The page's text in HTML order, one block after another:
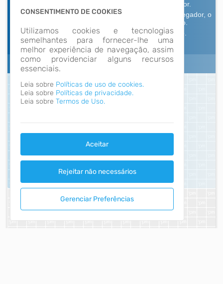
CONSENTIMENTO DE COOKIES
Utilizamos cookies e tecnologias
semelhantes para fornecer-lhe uma
melhor experiência de navegação, assim
como providenciar alguns recursos
essenciais.
Leia sobre Políticas de uso de cookies.
Leia sobre Políticas de privacidade.
Leia sobre Termos de Uso.
Aceitar
Rejeitar não necessários
Gerenciar Preferências